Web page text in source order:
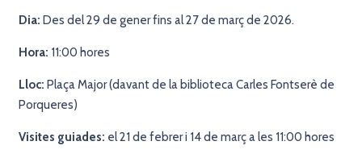
Dia: Des del 29 de gener fins al 27 de març de 2026.
Hora: 11:00 hores
Lloc: Plaça Major (davant de la biblioteca Carles Fontserè de
Porqueres)
Visites guiades: el 21 de febrer i 14 de març a les 11:00 hores